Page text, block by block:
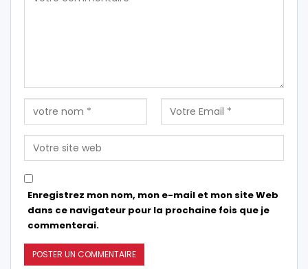
Enregistrez mon nom, mon e-mail et mon site Web
dans ce navigateur pour la prochaine fois que je
commenterai.